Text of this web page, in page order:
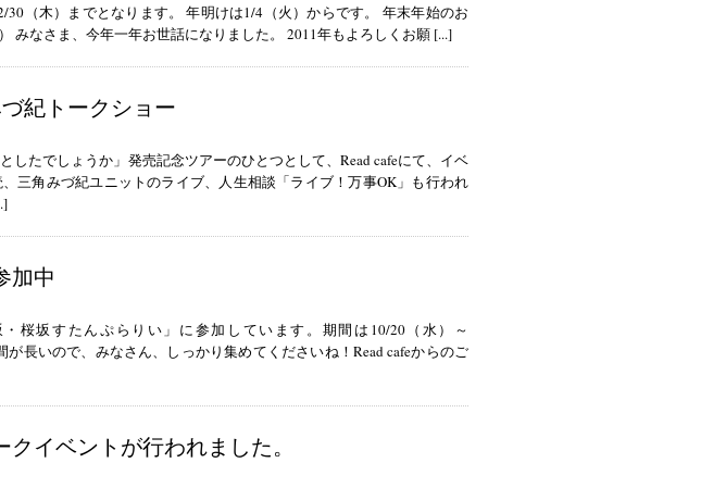
30（木）までとなります。 年明けは1/4（火）からです。 年末年始のお
みなさま、今年一年お世話になりました。 2011年もよろしくお願 [...]
紀トークショー
したでしょうか」発売記念ツアーのひとつとして、Read cafeにて、イベ
三角みづ紀ユニットのライブ、人生相談「ライブ！万事OK」も行われ
加中
・桜坂すたんぷらりい」に参加しています。期間は10/20（水）～
が長いので、みなさん、しっかり集めてくださいね！Read cafeからのご
イベントが行われました。